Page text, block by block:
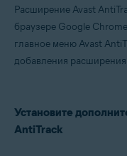
Расширение Avast
браузере Google
главное меню Avast
добавления расширения.
Установите
AntiTrack